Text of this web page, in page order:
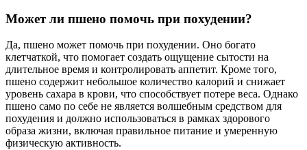
Может ли пшено помочь при похудении?
Да, пшено может помочь при похудении. Оно богато
клетчаткой, что помогает создать ощущение сытости на
длительное время и контролировать аппетит. Кроме того,
пшено содержит небольшое количество калорий и снижает
уровень сахара в крови, что способствует потере веса. Однако
пшено само по себе не является волшебным средством для
похудения и должно использоваться в рамках здорового
образа жизни, включая правильное питание и умеренную
физическую активность.